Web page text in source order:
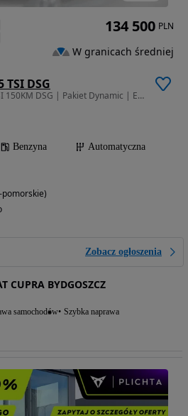
DSG
1498 cm3 • 150 KM • 1.5 eTSI 150KM DSG | Pakiet Dynamic | Egde | Dealer Cupra
Benzyna
Automatyczna
pomorskie)
Zobacz ogłoszenia
CUPRA BYDGOSZCZ
samochodów Szybka naprawa
134 500 PLN
W granicach średniej